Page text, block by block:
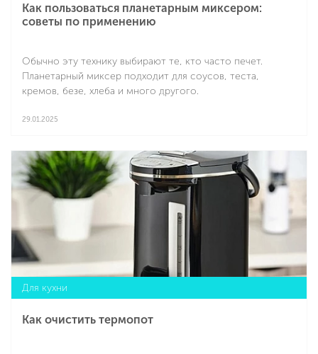
Как пользоваться планетарным миксером:
советы по применению
Обычно эту технику выбирают те, кто часто печет.
Планетарный миксер подходит для соусов, теста,
кремов, безе, хлеба и много другого.
29.01.2025
Подробнее
Для кухни
Как очистить термопот